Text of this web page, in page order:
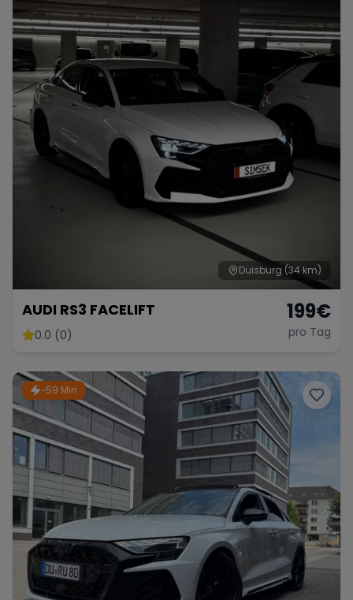
Duisburg (34 km)
AUDI RS3 FACELIFT
0.0 (0)
199€
pro Tag
~59 Min